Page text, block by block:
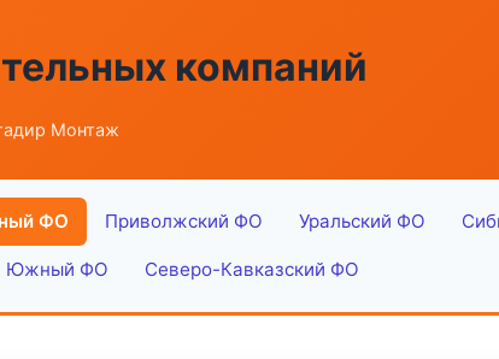
компаний
Монтаж
ФО Приволжский ФО Уральский ФО
Южный ФО Северо-Кавказский ФО